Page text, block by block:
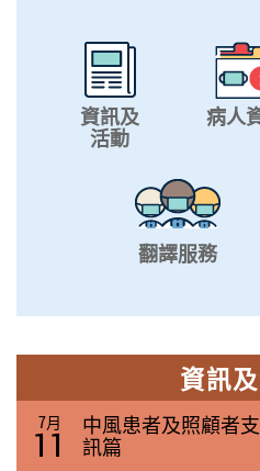
資訊及
活動
病人
翻譯服務
資訊
7月
11
中風患者及照顧者
訊篇